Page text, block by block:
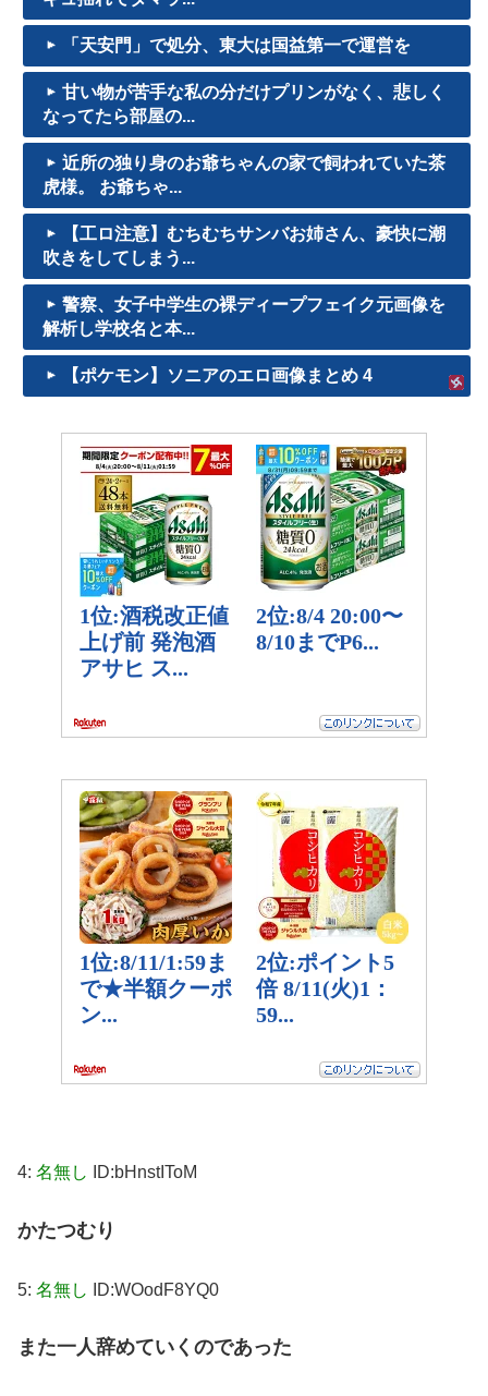
「天安門」で処分、東大は国益第一で運営を
甘い物が苦手な私の分だけプリンがなく、悲しく
なってたら部屋の...
近所の独り身のお爺ちゃんの家で飼われていた茶
虎様。 お爺ちゃ...
【工ロ注意】むちむちサンバお姉さん、豪快に潮
吹きをしてしまう...
警察、女子中学生の裸ディープフェイク元画像を
解析し学校名と本...
【ポケモン】ソニアのエロ画像まとめ 4
4: 名無し ID:bHnstIToM
かたつむり
5: 名無し ID:WOodF8YQ0
また一人辞めていくのであった